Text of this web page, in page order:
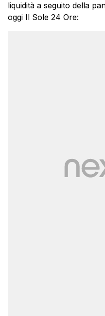
liquidità a seguito della
oggi Il Sole 24 Ore: